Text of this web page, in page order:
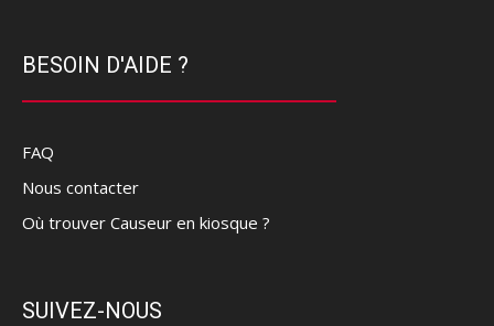
BESOIN D'AIDE ?
FAQ
Nous contacter
Où trouver Causeur en kiosque ?
SUIVEZ-NOUS